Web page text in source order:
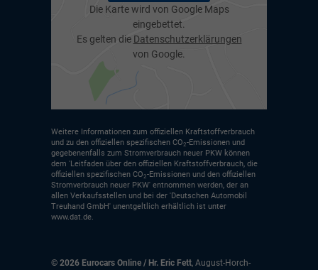
Die Karte wird von Google Maps
eingebettet.
Es gelten die Datenschutzerklärungen
von Google.
Weitere Informationen zum offiziellen Kraftstoffverbrauch
und zu den offiziellen spezifischen CO2-Emissionen und
gegebenenfalls zum Stromverbrauch neuer PKW können
dem 'Leitfaden über den offiziellen Kraftstoffverbrauch, die
offiziellen spezifischen CO2-Emissionen und den offiziellen
Stromverbrauch neuer PKW' entnommen werden, der an
allen Verkaufsstellen und bei der 'Deutschen Automobil
Treuhand GmbH' unentgeltlich erhältlich ist unter
www.dat.de.
© 2026 Eurocars Online / Hr. Eric Fett August-Horch-